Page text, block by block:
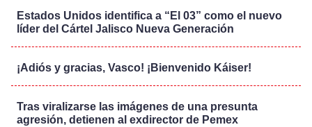
Estados Unidos identifica a “El 03” como el nuevo
líder del Cártel Jalisco Nueva Generación
¡Adiós y gracias, Vasco! ¡Bienvenido Káiser!
Tras viralizarse las imágenes de una presunta
agresión, detienen al exdirector de Pemex